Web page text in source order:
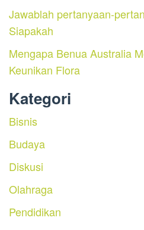
Jawablah pertanyaan-
Siapakah
Mengapa Benua Australia
Keunikan Flora
Kategori
Bisnis
Budaya
Diskusi
Olahraga
Pendidikan